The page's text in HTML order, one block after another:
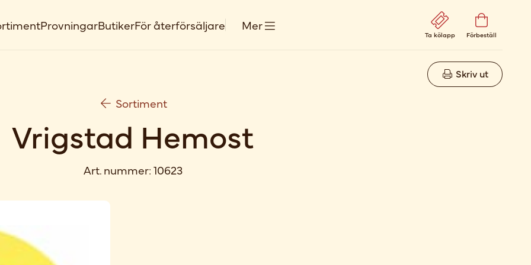
ProvningarButikerFör återförsäljare Mer
Ta kölapp Förbeställ
Skriv ut
Sortiment
Vrigstad Hemost
Art. nummer:10623